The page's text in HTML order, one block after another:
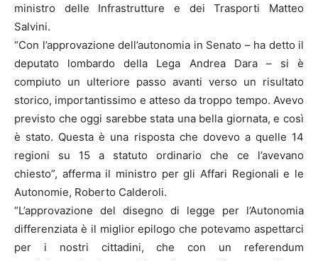
ministro delle Infrastrutture e dei Trasporti Matteo
Salvini.
“Con l’approvazione dell’autonomia in Senato – ha detto il
deputato lombardo della Lega Andrea Dara – si è
compiuto un ulteriore passo avanti verso un risultato
storico, importantissimo e atteso da troppo tempo. Avevo
previsto che oggi sarebbe stata una bella giornata, e così
è stato. Questa è una risposta che dovevo a quelle 14
regioni su 15 a statuto ordinario che ce l’avevano
chiesto”, afferma il ministro per gli Affari Regionali e le
Autonomie, Roberto Calderoli.
“L’approvazione del disegno di legge per l’Autonomia
differenziata è il miglior epilogo che potevamo aspettarci
per i nostri cittadini, che con un referendum